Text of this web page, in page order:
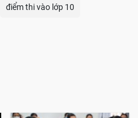
điểm thi vào lớp 10